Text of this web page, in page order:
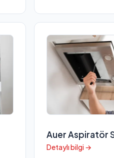
Auer Aspiratör
Detaylı bilgi →